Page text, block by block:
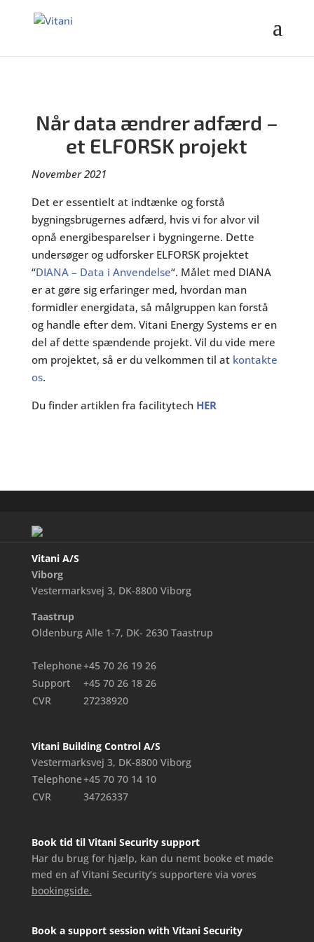
Når data ændrer adfærd –
et ELFORSK projekt
November 2021
Det er essentielt at indtænke og forstå
bygningsbrugernes adfærd, hvis vi for alvor vil
opnå energibesparelser i bygningerne. Dette
undersøger og udforsker ELFORSK projektet
“DIANA – Data i Anvendelse“. Målet med DIANA
er at gøre sig erfaringer med, hvordan man
formidler energidata, så målgruppen kan forstå
og handle efter dem. Vitani Energy Systems er en
del af dette spændende projekt. Vil du vide mere
om projektet, så er du velkommen til at kontakte
os.
Du finder artiklen fra facilitytech HER
Vitani A/S
Viborg
Vestermarksvej 3, DK-8800 Viborg
Taastrup
Oldenburg Alle 1-7, DK- 2630 Taastrup
Telephone+45 70 26 19 26
Support
+45 70 26 18 26
CVR
27238920
Vitani Building Control A/S
Vestermarksvej 3, DK-8800 Viborg
Telephone+45 70 70 14 10
CVR
34726337
Book tid til Vitani Security support
Har du brug for hjælp, kan du nemt booke et møde
med en af Vitani Security’s supportere via vores
bookingside.
Book a support session with Vitani Security